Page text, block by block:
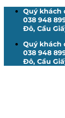
Quý khách
038 948
Đô, Cầu
Quý khách
038 948
Đô, Cầu